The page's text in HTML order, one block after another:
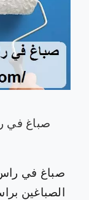
صباغ في راس
الصباغين